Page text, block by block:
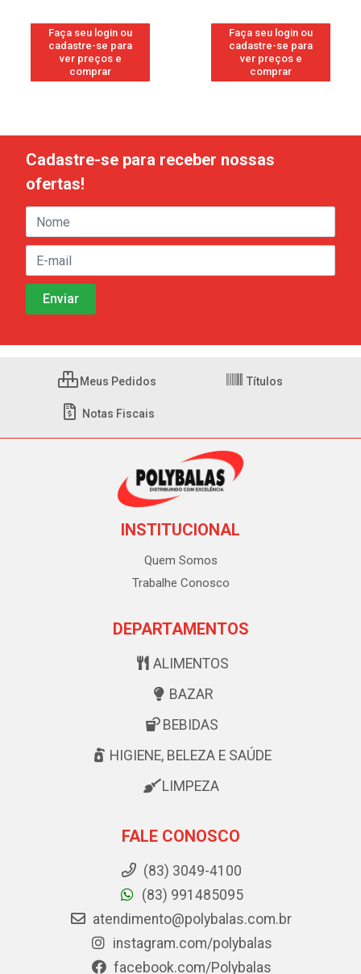
Faça seu login ou
cadastre-se para
ver preços e
comprar
Faça seu login ou
cadastre-se para
ver preços e
comprar
Cadastre-se para receber nossas
ofertas!
Meus Pedidos Títulos
Notas Fiscais
INSTITUCIONAL
Quem Somos
Trabalhe Conosco
DEPARTAMENTOS
ALIMENTOS
BAZAR
BEBIDAS
HIGIENE, BELEZA E SAÚDE
LIMPEZA
FALE CONOSCO
(83) 3049-4100
(83) 991485095
atendimento@polybalas.com.br
instagram.com/polybalas
facebook.com/Polybalas